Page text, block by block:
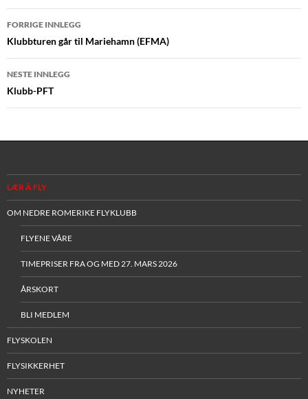
Innleggsnavigasjon
FORRIGE INNLEGG
Klubbturen går til Mariehamn (EFMA)
NESTE INNLEGG
Klubb-PFT
LÆR Å FLY
OM NEDRE ROMERIKE FLYKLUBB
FLYENE VÅRE
TIMEPRISER FRA OG MED 27. MARS 2026
ÅRSKORT
BLI MEDLEM
FLYSKOLEN
FLYSIKKERHET
NYHETER